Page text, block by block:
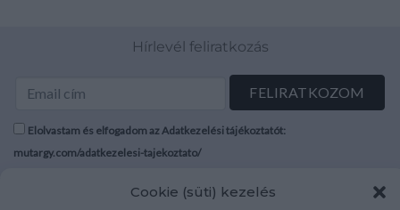
Cookie (süti) kezelés
Hírlevél feliratkozás
Elolvastam és elfogadom az Adatkezelési tájékoztatót:
mutargy.com/adatkezelesi-tajekoztato/
Áraink